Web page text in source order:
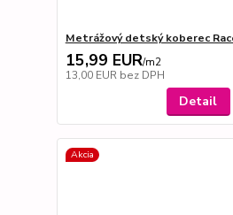
Metrážový detský koberec
15,99 EUR/m2
13,00 EUR bez DPH
Detail
Akcia